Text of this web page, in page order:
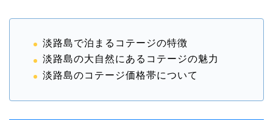
淡路島で泊まるコテージの特徴
淡路島の大自然にあるコテージの魅力
淡路島のコテージ価格帯について